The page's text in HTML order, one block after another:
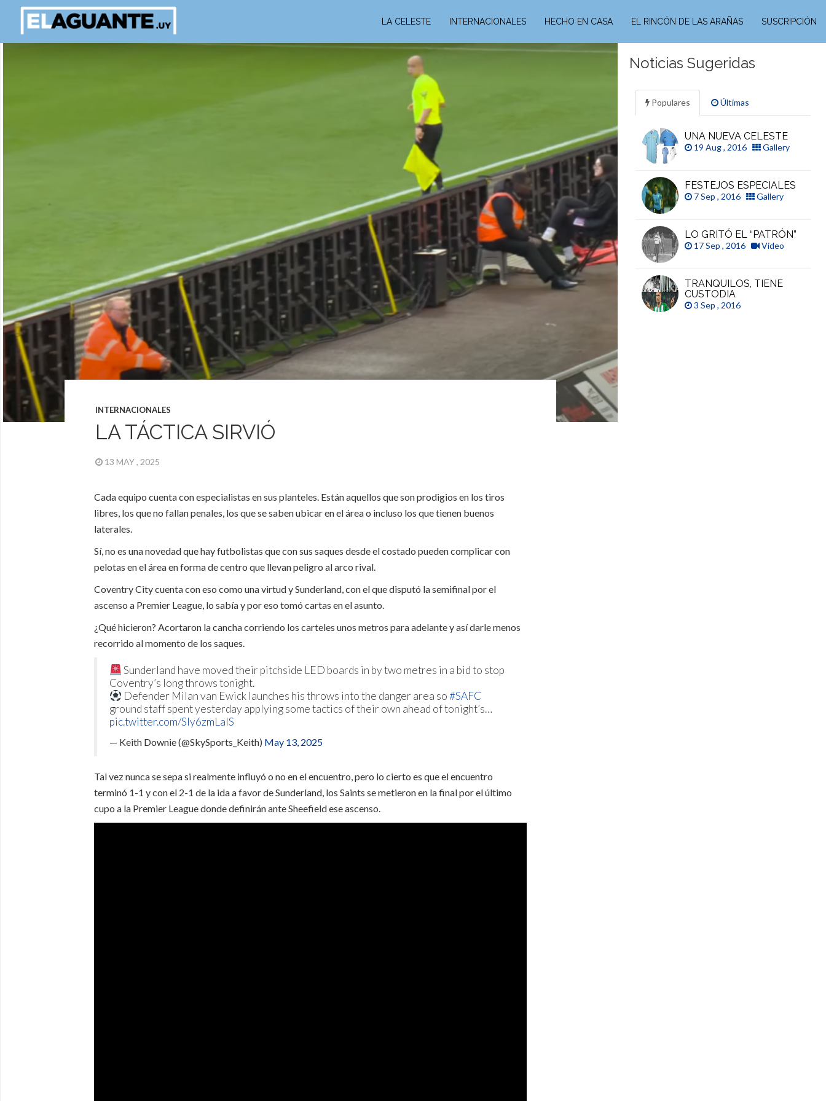
LA CELESTE INTERNACIONALES HECHO EN CASA EL RINCÓN DE LAS ARAÑAS SUSCRIPCIÓN
INTERNACIONALES
LA TÁCTICA SIRVIÓ
13 MAY , 2025
Cada equipo cuenta con especialistas en sus planteles. Están aquellos que son prodigios en los tiros
libres, los que no fallan penales, los que se saben ubicar en el área o incluso los que tienen buenos
laterales.
Sí, no es una novedad que hay futbolistas que con sus saques desde el costado pueden complicar con
pelotas en el área en forma de centro que llevan peligro al arco rival.
Coventry City cuenta con eso como una virtud y Sunderland, con el que disputó la semifinal por el
ascenso a Premier League, lo sabía y por eso tomó cartas en el asunto.
¿Qué hicieron? Acortaron la cancha corriendo los carteles unos metros para adelante y así darle menos
recorrido al momento de los saques.
Sunderland have moved their pitchside LED boards in by two metres in a bid to stop
Coventry’s long throws tonight.
Defender Milan van Ewick launches his throws into the danger area so#SAFC
ground staff spent yesterday applying some tactics of their own ahead of tonight’s…
pic.twitter.com/SIy6zmLaIS
— Keith Downie (@SkySports_Keith) May 13, 2025
Tal vez nunca se sepa si realmente influyó o no en el encuentro, pero lo cierto es que el encuentro
terminó 1-1 y con el 2-1 de la ida a favor de Sunderland, los Saints se metieron en la final por el último
cupo a la Premier League donde definirán ante Sheefield ese ascenso.
Noticias Sugeridas
Populares Últimas
UNA NUEVA CELESTE
19 Aug , 2016 Gallery
FESTEJOS ESPECIALES
7 Sep , 2016 Gallery
LO GRITÓ EL “PATRÓN”
17 Sep , 2016 Video
TRANQUILOS, TIENE
CUSTODIA
3 Sep , 2016